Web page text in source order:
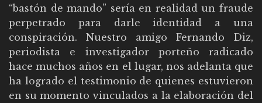
“bastón de mando” sería en realidad un fraude
perpetrado para darle identidad a una
conspiración. Nuestro amigo Fernando Diz,
periodista e investigador porteño radicado
hace muchos años en el lugar, nos adelanta que
ha logrado el testimonio de quienes estuvieron
en su momento vinculados a la elaboración del